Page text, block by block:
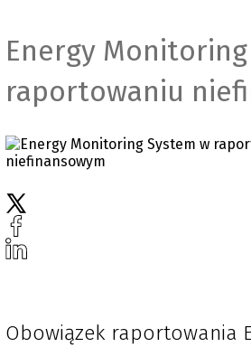
Energy
raportowaniu
Obowiązek raportowania